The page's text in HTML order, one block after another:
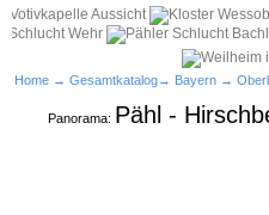
Home → Gesamtkatalog→ Bayern →
Panorama: Pähl -